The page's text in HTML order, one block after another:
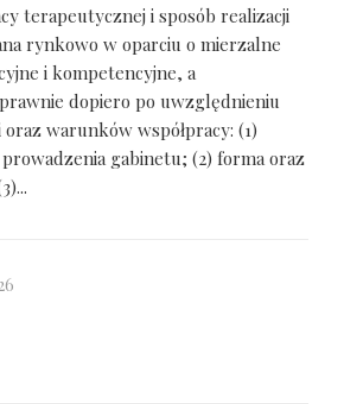
terapeutycznej i sposób realizacji
rynkowo w oparciu o mierzalne
i kompetencyjne, a
dopiero po uwzględnieniu
warunków współpracy: (1)
gabinetu; (2) forma oraz